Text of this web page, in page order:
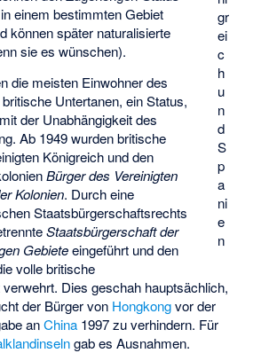
gr
ei
c
h
u
n
d
S
p
a
ni
e
n
einem bestimmten Gebiet
können später naturalisierte
sie es wünschen).
die meisten Einwohner des
Untertanen, ein Status,
der Unabhängigkeit des
Ab 1949 wurden britische
Königreich und den
Bürger des Vereinigten
Kolonien. Durch eine
Staatsbürgerschaftsrechts
Staatsbürgerschaft der
Gebieteeingeführt und den
volle britische
Dies geschah hauptsächlich,
der Bürger von Hongkongvor der
anChina 1997 zu verhindern. Für
gab es Ausnahmen.